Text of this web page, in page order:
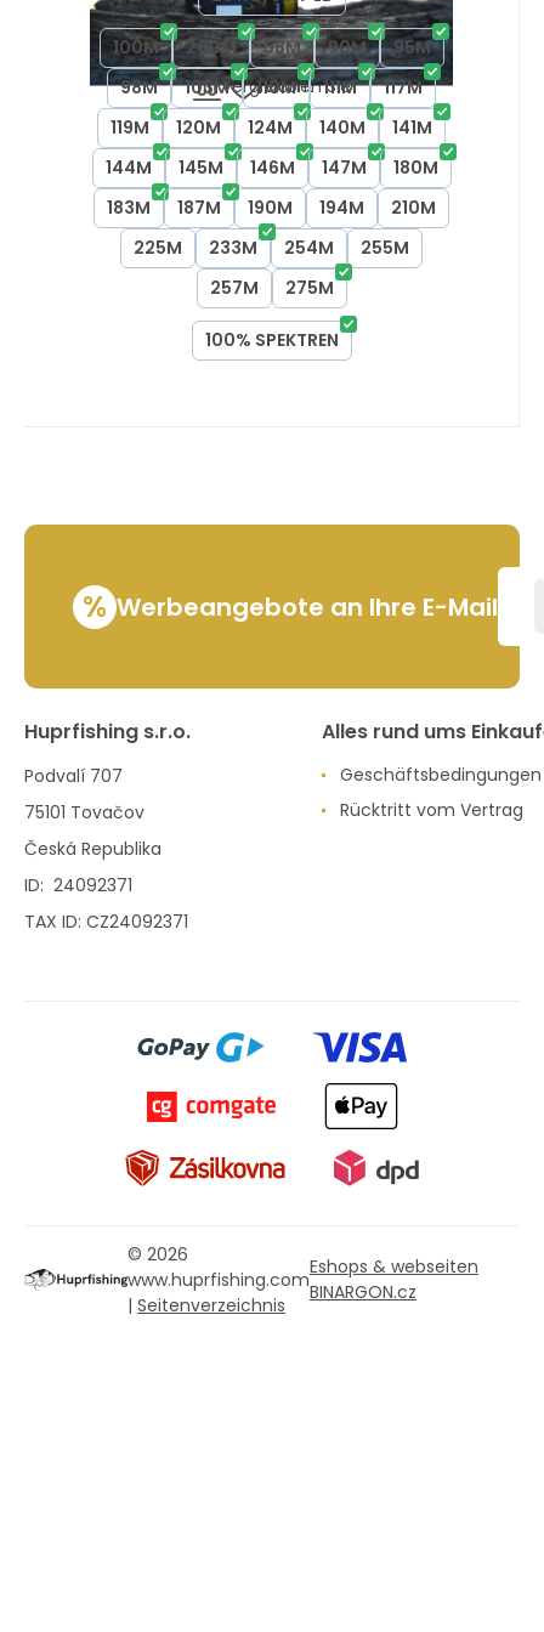
100M 200M 58M 90M
95M
98M
103M 110M 111M
117M
119M
120M 124M 140M
141M
144M
145M 146M 147M
180M
183M
187M 190M 194M
210M
225M
233M 254M
255M
257M
275M
100% SPEKTREN
Favorit
Vergleichen Sie
% Werbeangebote an Ihre E-Mail
Huprfishing s.r.o.
Podvalí 707
75101 Tovačov
Česká Republika
ID: 24092371
TAX ID: CZ24092371
Alles rund ums
Geschäftsbedingungen
Rücktritt vom Vertrag
© 2026
www.huprfishing.com
| Seitenverzeichnis
Eshops & webseiten
BINARGON.cz